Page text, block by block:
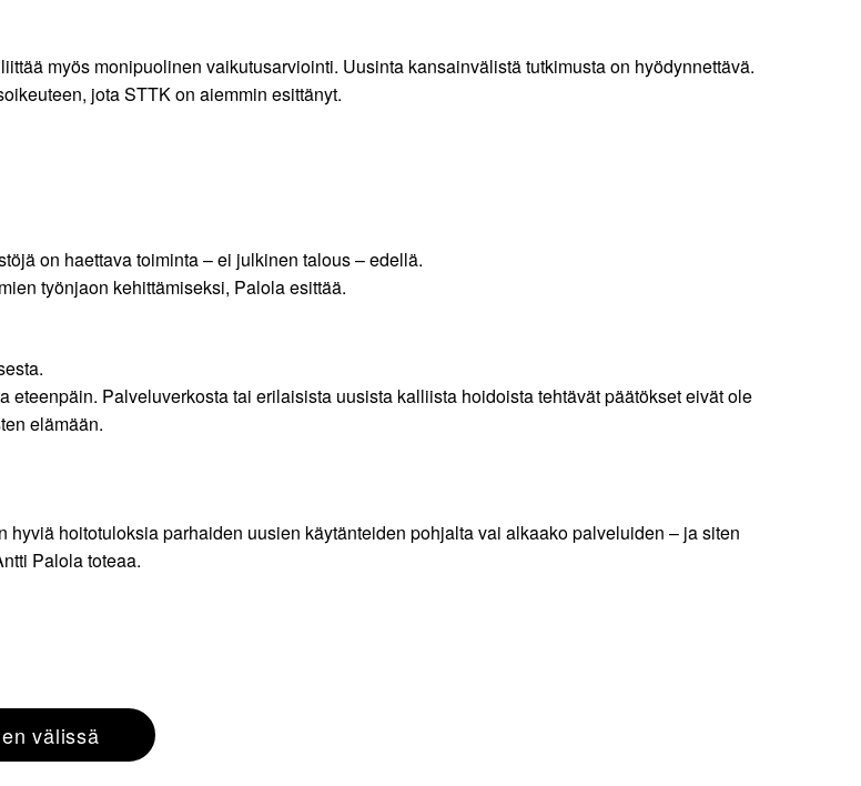
myös monipuolinen vaikutusarviointi. Uusinta kansainvälistä tutkimusta on hyödynnettävä.
jota STTK on aiemmin esittänyt.
on haettava toiminta – ei julkinen talous – edellä.
työnjaon kehittämiseksi, Palola esittää.
Palveluverkosta tai erilaisista uusista kalliista hoidoista tehtävät päätökset eivät ole
elämään.
hoitotuloksia parhaiden uusien käytänteiden pohjalta vai alkaako palveluiden – ja siten
Palola toteaa.
välissä